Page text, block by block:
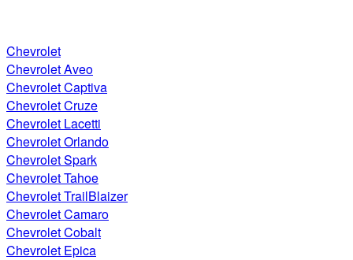
Chevrolet
Chevrolet Aveo
Chevrolet Captiva
Chevrolet Cruze
Chevrolet Lacetti
Chevrolet Orlando
Chevrolet Spark
Chevrolet Tahoe
Chevrolet TrailBlaizer
Chevrolet Camaro
Chevrolet Cobalt
Chevrolet Epica